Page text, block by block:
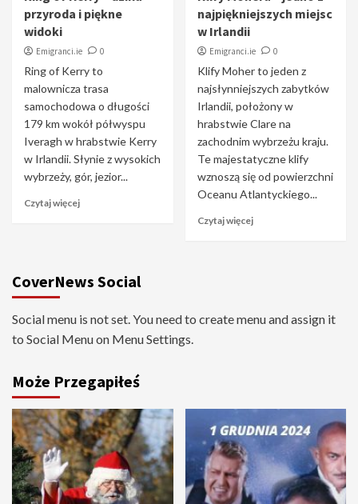
przyroda i piękne
widoki
Emigranci.ie 0
Ring of Kerry to
malownicza trasa
samochodowa o długości
179 km wokół półwyspu
Iveragh w hrabstwie Kerry
w Irlandii. Słynie z wysokich
wybrzeży, gór, jezior...
Czytaj więcej
najpiękniejszych miejsc
w Irlandii
Emigranci.ie 0
Klify Moher to jeden z
najsłynniejszych zabytków
Irlandii, położony w
hrabstwie Clare na
zachodnim wybrzeżu kraju.
Te majestatyczne klify
wznoszą się od powierzchni
Oceanu Atlantyckiego...
Czytaj więcej
CoverNews Social
Social menu is not set. You need to create menu and assign it
to Social Menu on Menu Settings.
Może Przegapiłeś